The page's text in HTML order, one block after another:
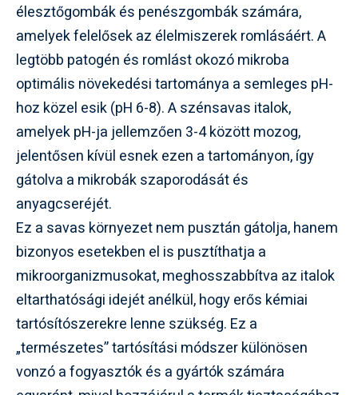
élesztőgombák és penészgombák számára,
amelyek felelősek az élelmiszerek romlásáért. A
legtöbb patogén és romlást okozó mikroba
optimális növekedési tartománya a semleges pH-
hoz közel esik (pH 6-8). A szénsavas italok,
amelyek pH-ja jellemzően 3-4 között mozog,
jelentősen kívül esnek ezen a tartományon, így
gátolva a mikrobák szaporodását és
anyagcseréjét.
Ez a savas környezet nem pusztán gátolja, hanem
bizonyos esetekben el is pusztíthatja a
mikroorganizmusokat, meghosszabbítva az italok
eltarthatósági idejét anélkül, hogy erős kémiai
tartósítószerekre lenne szükség. Ez a
„természetes” tartósítási módszer különösen
vonzó a fogyasztók és a gyártók számára